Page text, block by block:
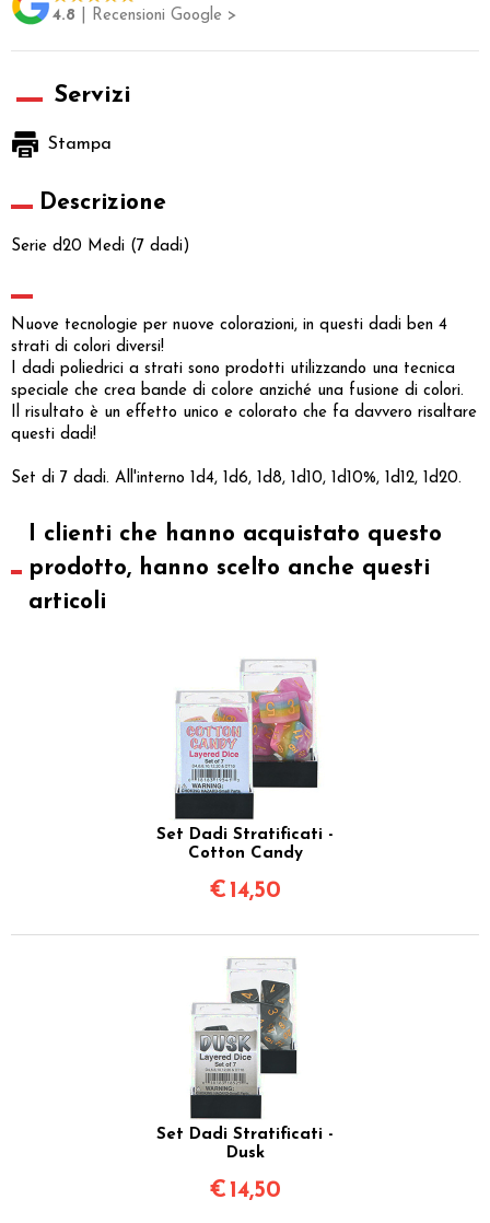
4.8 | Recensioni Google >
Servizi
Stampa
Descrizione
Serie d20 Medi (7 dadi)
Nuove tecnologie per nuove colorazioni, in questi dadi ben 4
strati di colori diversi!
I dadi poliedrici a strati sono prodotti utilizzando una tecnica
speciale che crea bande di colore anziché una fusione di colori.
Il risultato è un effetto unico e colorato che fa davvero risaltare
questi dadi!
Set di 7 dadi. All'interno 1d4, 1d6, 1d8, 1d10, 1d10%, 1d12, 1d20.
I clienti che hanno acquistato questo
prodotto, hanno scelto anche questi
articoli
Set Dadi Stratificati -
Cotton Candy
€ 14,50
Set Dadi Stratificati -
Dusk
€ 14,50